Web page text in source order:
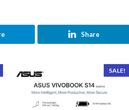
Share
SALE!